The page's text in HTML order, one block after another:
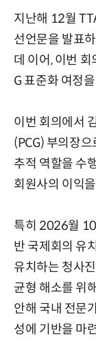
지난해 12월
선언문을 발표
데 이어, 이번
G 표준화 여정
이번 회의에서
(PCG) 부의장
추적 역할을 수
회원사의 이익
특히 2026월
반 국제회의 유
유치하는 청사
균형 해소를 위
안해 국내 전문
성에 기반을 마